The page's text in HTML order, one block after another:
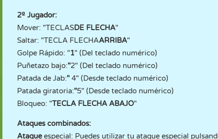
2º Jugador:
Mover: "TECLASDE FLECHA"
Saltar: "TECLA FLECHAARRIBA"
Golpe Rápido: "1" (Del teclado numérico)
Puñetazo bajo:"2" (Del teclado numérico)
Patada de Jab:" 4" (Desde teclado numérico)
Patada giratoria:"5" (Desde teclado numérico)
Bloqueo: "TECLA FLECHA ABAJO"
Ataques combinados:
Ataqueespecial: Puedes utilizar tu ataque especial